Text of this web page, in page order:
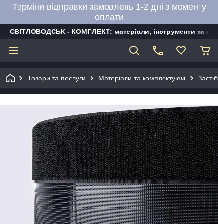
Терміни відправки замовлень 1-2 дні з моменту
оплати
СВІТЛОВОДСЬК - КОМПЛЕКТ: матеріали, інструменти та
Товари та послуги Матеріали та комплектуючі